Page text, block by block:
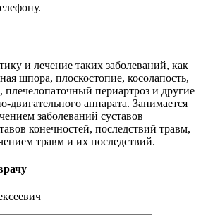
и лечение таких заболеваний, как
шпора, плоскостопие, косолапость,
плечелопаточный периартроз и другие
двигательного аппарата. Занимается
заболеваний суставов
конечностей, последствий травм,
травм и их последствий.